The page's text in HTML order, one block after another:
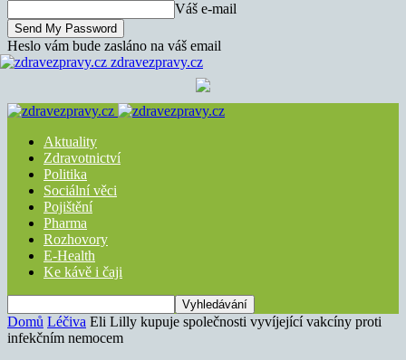
Váš e-mail
Heslo vám bude zasláno na váš email
zdravezpravy.cz
Aktuality
Zdravotnictví
Politika
Sociální věci
Pojištění
Pharma
Rozhovory
E-Health
Ke kávě i čaji
Domů Léčiva Eli Lilly kupuje společnosti vyvíjející vakcíny proti
infekčním nemocem